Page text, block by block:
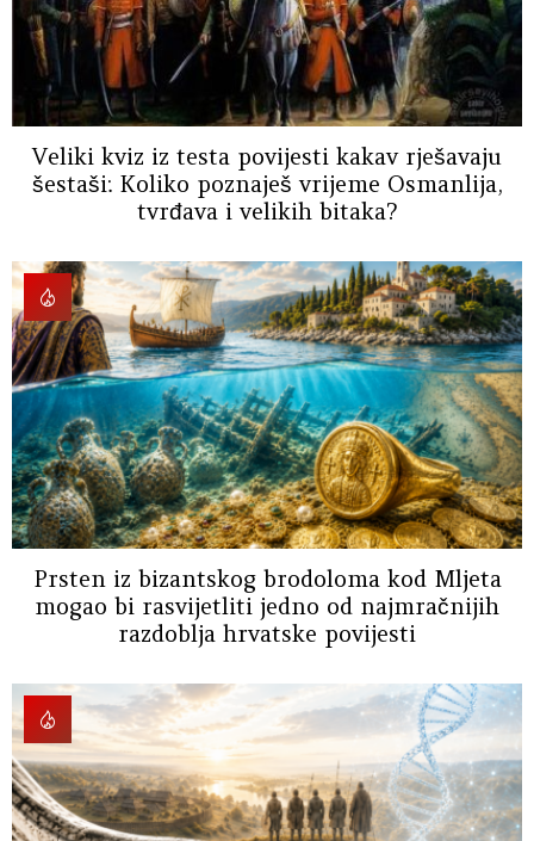
Veliki kviz iz testa povijesti kakav rješavaju
šestaši: Koliko poznaješ vrijeme Osmanlija,
tvrđava i velikih bitaka?
Prsten iz bizantskog brodoloma kod Mljeta
mogao bi rasvijetliti jedno od najmračnijih
razdoblja hrvatske povijesti